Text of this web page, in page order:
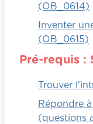
(OB_0614)
Inventer
(OB_0615)
Pré-requis :
Trouver
Répondre
(questions